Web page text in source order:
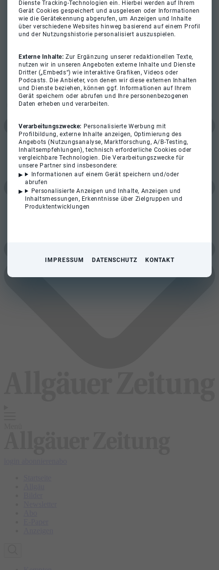
Dienste Tracking-Technologien ein. Hierbei werden auf Ihrem
Gerät Cookies gespeichert und ausgelesen oder Informationen
wie die Gerätekennung abgerufen, um Anzeigen und Inhalte
über verschiedene Websites hinweg basierend auf einem Profil
und der Nutzungshistorie personalisiert auszuspielen.
Externe Inhalte:Zur Ergänzung unserer redaktionellen Texte,
nutzen wir in unseren Angeboten externe Inhalte und Dienste
Dritter („Embeds“) wie interaktive Grafiken, Videos oder
Podcasts. Die Anbieter, von denen wir diese externen Inhalten
und Dienste beziehen, können ggf. Informationen auf Ihrem
Gerät speichern oder abrufen und Ihre personenbezogenen
Daten erheben und verarbeiten.
Verarbeitungszwecke: Personalisierte Werbung mit
Profilbildung, externe Inhalte anzeigen, Optimierung des
Angebots (Nutzungsanalyse, Marktforschung, A/B-Testing,
Inhaltsempfehlungen), technisch erforderliche Cookies oder
vergleichbare Technologien. Die Verarbeitungszwecke für
unsere Partner sind insbesondere:
Informationen auf einem Gerät speichern und/oder
abrufen
Personalisierte Anzeigen und Inhalte, Anzeigen und
Inhaltsmessungen, Erkenntnisse über Zielgruppen und
Produktentwicklungen
IMPRESSUM DATENSCHUTZ KONTAKT